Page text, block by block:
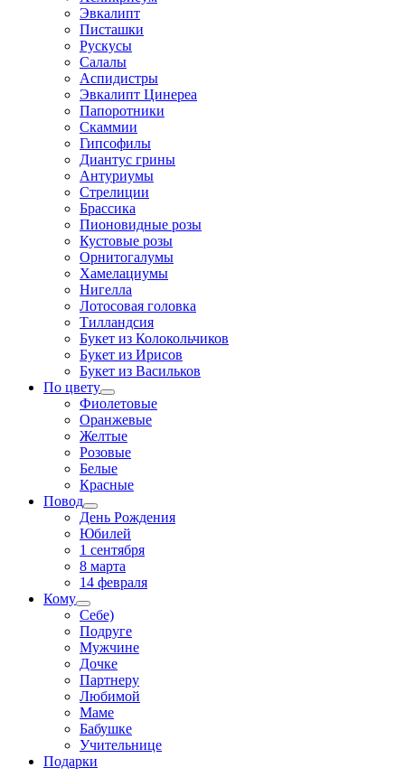
Эвкалипт
Писташки
Рускусы
Салалы
Аспидистры
Эвкалипт Цинереа
Папоротники
Скаммии
Гипсофилы
Диантус грины
Антуриумы
Стрелиции
Брассика
Пионовидные розы
Кустовые розы
Орнитогалумы
Хамелациумы
Нигелла
Лотосовая головка
Тилландсия
Букет из Колокольчиков
Букет из Ирисов
Букет из Васильков
По цвету
Фиолетовые
Оранжевые
Желтые
Розовые
Белые
Красные
Повод
День Рождения
Юбилей
1 сентября
8 марта
14 февраля
Кому
Себе)
Подруге
Мужчине
Дочке
Партнеру
Любимой
Маме
Бабушке
Учительнице
Подарки